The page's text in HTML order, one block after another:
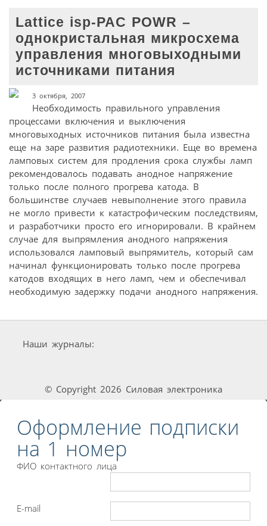
Lattice isp-PAC POWR –
однокристальная микросхема
управления многовыходными
источниками питания
3 октября, 2007
Необходимость правильного управления
процессами включения и выключения
многовыходных источников питания была известна
еще на заре развития радиотехники. Еще во времена
ламповых систем для продления срока службы ламп
рекомендовалось подавать анодное напряжение
только после полного прогрева катода. В
большинстве случаев невыполнение этого правила
не могло привести к катастрофическим последствиям,
и разработчики просто его игнорировали. В крайнем
случае для выпрямления анодного напряжения
использовался ламповый выпрямитель, который сам
начинал функционировать только после прогрева
катодов входящих в него ламп, чем и обеспечивал
необходимую задержку подачи анодного напряжения.
Наши журналы:
© Copyright 2026 Силовая электроника
Оформление подписки
на 1 номер
ФИО контактного лица
E-mail